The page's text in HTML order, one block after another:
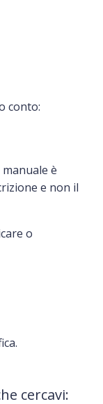
conto:
è
e non il
o
cercavi: